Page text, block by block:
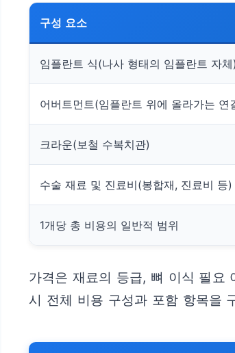
구성 요소
임플란트 식(나사 형태의 임플란트 자체)
어버트먼트(임플란트 위에 올라가는 연
크라운(보철 수복치관)
수술 재료 및 진료비(봉합재, 진료비 등)
1개당 총 비용의 일반적 범위
가격은 재료의 등급, 뼈 이식 필요
시 전체 비용 구성과 포함 항목을